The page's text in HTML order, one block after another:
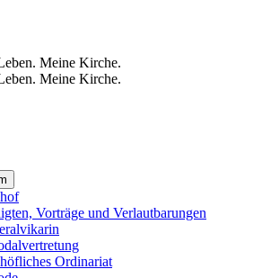
Vorträge und Verlautbarungen
Ordinariat